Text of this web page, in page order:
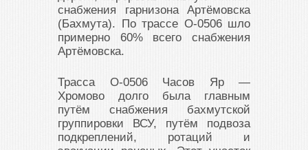
снабжения гарнизона Артёмовска
(Бахмута). По трассе О-0506 шло
примерно 60% всего снабжения
Артёмовска.
Трасса О-0506 Часов Яр —
Хромово долго была главным
путём снабжения бахмутской
группировки ВСУ, путём подвоза
подкреплений, ротаций и